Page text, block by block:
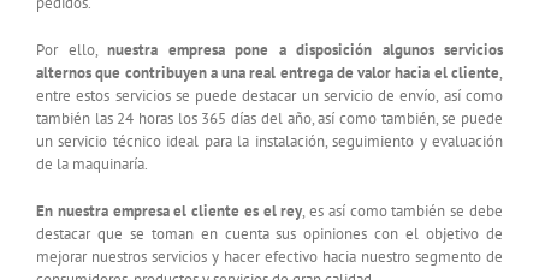
Por ello, nuestra empresa pone a disposición algunos servicios
alternos que contribuyen a una real entrega de valor hacia el cliente,
entre estos servicios se puede destacar un servicio de envío, así como
también las 24 horas los 365 días del año, así como también, se puede
un servicio técnico ideal para la instalación, seguimiento y evaluación
de la maquinaría.
En nuestra empresa el cliente es el rey, es así como también se debe
destacar que se toman en cuenta sus opiniones con el objetivo de
mejorar nuestros servicios y hacer efectivo hacia nuestro segmento de